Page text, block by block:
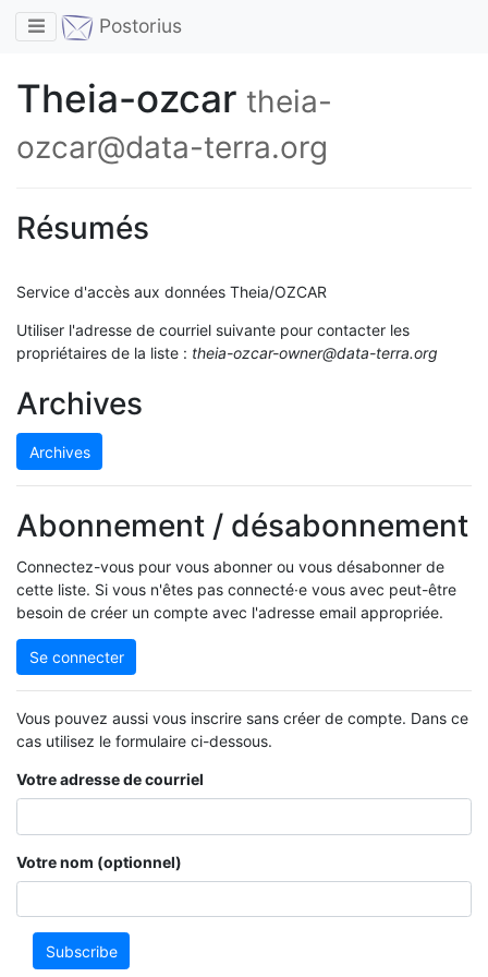
Toggle navigation
Postorius
Theia-ozcar theia-
ozcar@data-terra.org
Résumés
Service d'accès aux données Theia/OZCAR
Utiliser l'adresse de courriel suivante pour contacter les
propriétaires de la liste : theia-ozcar-owner@data-terra.org
Archives
Archives
Abonnement / désabonnement
Connectez-vous pour vous abonner ou vous désabonner de
cette liste. Si vous n'êtes pas connecté·e vous avec peut-être
besoin de créer un compte avec l'adresse email appropriée.
Se connecter
Vous pouvez aussi vous inscrire sans créer de compte. Dans ce
cas utilisez le formulaire ci-dessous.
Votre adresse de courriel
Votre nom (optionnel)
Subscribe